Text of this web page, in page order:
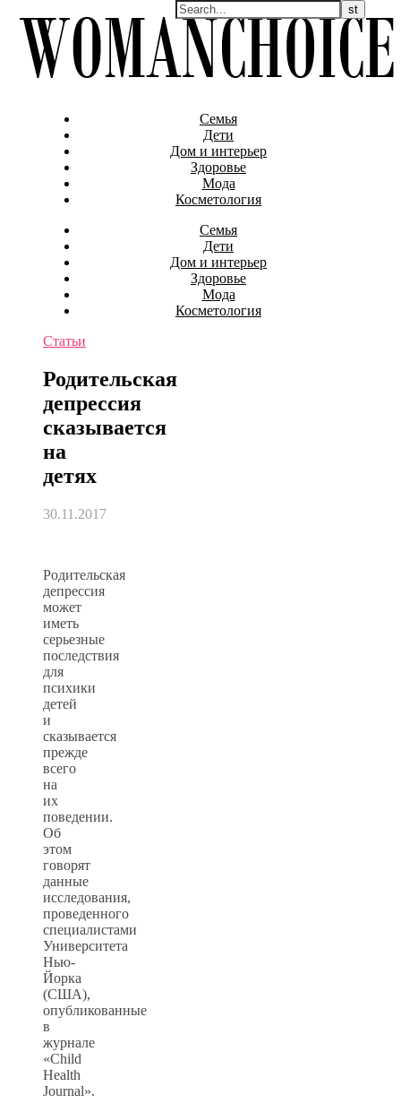
Семья
Дети
Дом и интерьер
Здоровье
Мода
Косметология
Семья
Дети
Дом и интерьер
Здоровье
Мода
Косметология
Статьи
Родительская
депрессия
сказывается
на
детях
30.11.2017
Родительская
депрессия
может
иметь
серьезные
последствия
для
психики
детей
и
сказывается
прежде
всего
на
их
поведении.
Об
этом
говорят
данные
исследования,
проведенного
специалистами
Университета
Нью-
Йорка
(США),
опубликованные
в
журнале
«Child
Health
Journal».